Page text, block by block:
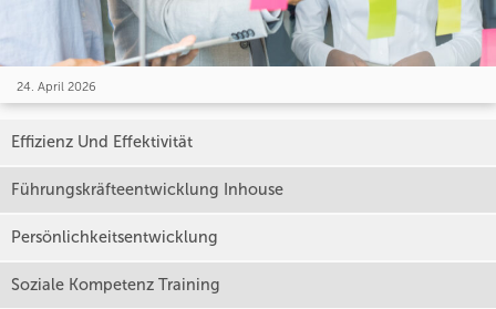
24. April 2026
Effizienz Und Effektivität
Führungskräfteentwicklung Inhouse
Persönlichkeitsentwicklung
Soziale Kompetenz Training